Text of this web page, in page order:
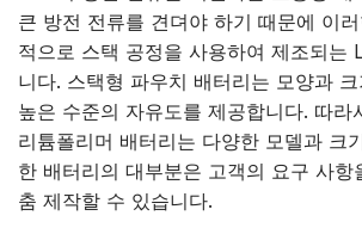
큰 방전 전류를 견뎌야 하기 때문에 이
적으로 스택 공정을 사용하여 제조되는
니다. 스택형 파우치 배터리는 모양과
높은 수준의 자유도를 제공합니다. 따라
리튬폴리머 배터리는 다양한 모델과 크
한 배터리의 대부분은 고객의 요구 사항
춤 제작할 수 있습니다.